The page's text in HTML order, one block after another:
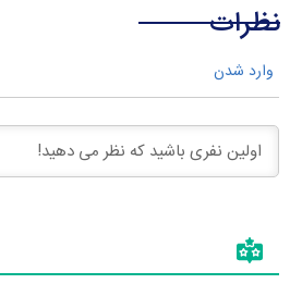
نظرات
وارد شدن